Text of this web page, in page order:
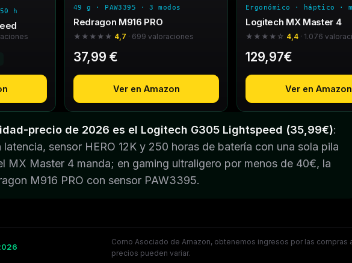
h 49 g · PAW3395 · 3 modos
Redragon M916 PRO
★★★★★ 4,7 · 699 valoraciones
37,99 €
Ver en Amazon
Ergonómico · háptico ·
Logitech MX Master 4
★★★★☆ 4,4 · 1.076
129,97€
Ver en Amazon
precio de 2026 es el Logitech G305 Lightspeed (35,99€):
latencia, sensor HERO 12K y 250 horas de batería con una sola pila
MX Master 4 manda; en gaming ultraligero por menos de 40€, la
M916 PRO con sensor PAW3395.
Como Asociado de Amazon, obtenemos ingresos por las compras
precios pueden variar.